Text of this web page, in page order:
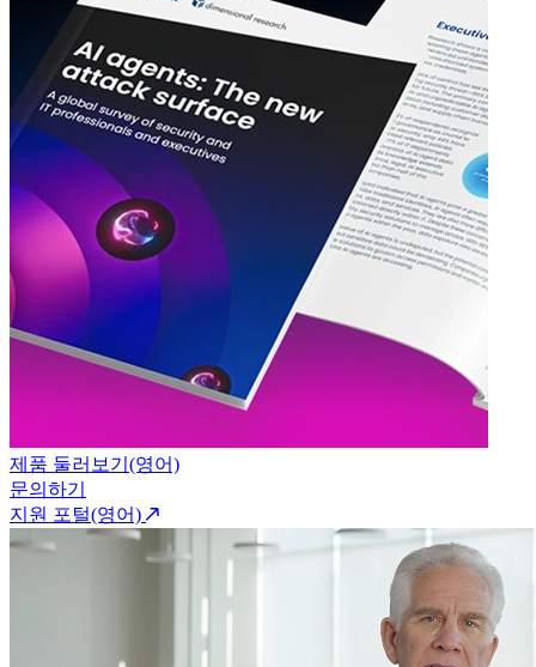
제품 둘러보기(영어)
문의하기
지원 포털(영어)